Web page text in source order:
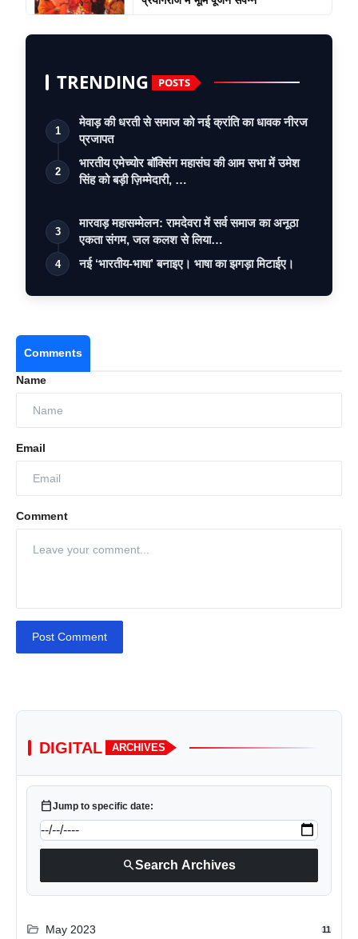
TRENDING POSTS
1
मेवाड़ की धरती से समाज को नई क्रांति का धावक नीरज
प्रजापत
2
भारतीय एमेच्योर बॉक्सिंग महासंघ की आम सभा में उमेश
सिंह को बड़ी ज़िम्मेदारी, …
3
मारवाड़ महासम्मेलन: रामदेवरा में सर्व समाज का अनूठा
एकता संगम, जल कलश से लिया…
4 नई ‘भारतीय-भाषा’ बनाइए। भाषा का झगड़ा मिटाईए।
Comments
Name
Email
Comment
Post Comment
DIGITAL ARCHIVES
calendar_todayJump to specific date:
searchSearch Archives
folder_open May 2023 11